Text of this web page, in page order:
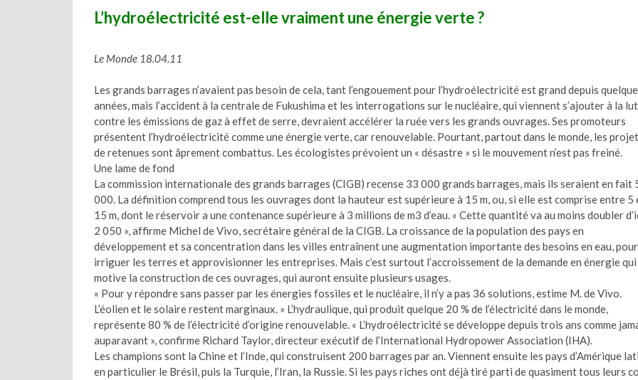
L’hydroélectricité est-elle vraiment une énergie verte ?
Le Monde 18.04.11
Les grands barrages n’avaient pas besoin de cela, tant l’engouement pour l’hydroélectricité est grand depuis
années, mais l’accident à la centrale de Fukushima et les interrogations sur le nucléaire, qui viennent s’ajouter à la
contre les émissions de gaz à effet de serre, devraient accélérer la ruée vers les grands ouvrages. Ses promoteurs
présentent l’hydroélectricité comme une énergie verte, car renouvelable. Pourtant, partout dans le monde, les
de retenues sont âprement combattus. Les écologistes prévoient un « désastre » si le mouvement n’est pas freiné.
Une lame de fond
La commission internationale des grands barrages (CIGB) recense 33 000 grands barrages, mais ils seraient en fait
000. La définition comprend tous les ouvrages dont la hauteur est supérieure à 15 m, ou, si elle est comprise entre 5
15 m, dont le réservoir a une contenance supérieure à 3 millions de m3 d’eau. « Cette quantité va au moins doubler
2 050 », affirme Michel de Vivo, secrétaire général de la CIGB. La croissance de la population des pays en
développement et sa concentration dans les villes entraînent une augmentation importante des besoins en eau, pour
irriguer les terres et approvisionner les entreprises. Mais c’est surtout l’accroissement de la demande en énergie qui
motive la construction de ces ouvrages, qui auront ensuite plusieurs usages.
« Pour y répondre sans passer par les énergies fossiles et le nucléaire, il n’y a pas 36 solutions, estime M. de Vivo.
L’éolien et le solaire restent marginaux. » L’hydraulique, qui produit quelque 20 % de l’électricité dans le monde,
représente 80 % de l’électricité d’origine renouvelable. « L’hydroélectricité se développe depuis trois ans comme
auparavant », confirme Richard Taylor, directeur exécutif de l’International Hydropower Association (IHA).
Les champions sont la Chine et l’Inde, qui construisent 200 barrages par an. Viennent ensuite les pays d’Amérique
en particulier le Brésil, puis la Turquie, l’Iran, la Russie. Si les pays riches ont déjà tiré parti de quasiment tous leurs